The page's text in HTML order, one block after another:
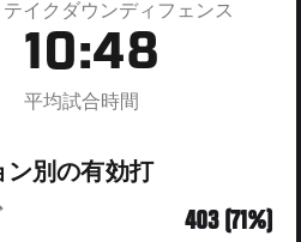
テイクダウンディフェンス
10:48
平均試合時間
別の有効打
403 (71%)